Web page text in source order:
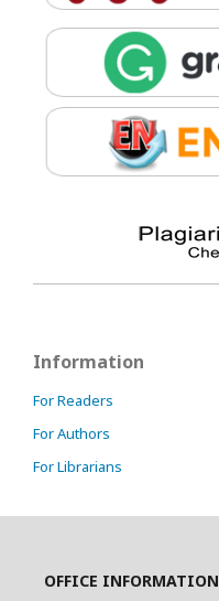
Information
For Readers
For Authors
For Librarians
OFFICE INFORMATION